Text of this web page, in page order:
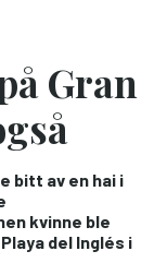
Gran
bitt av en hai i
kvinne ble
del Inglés i